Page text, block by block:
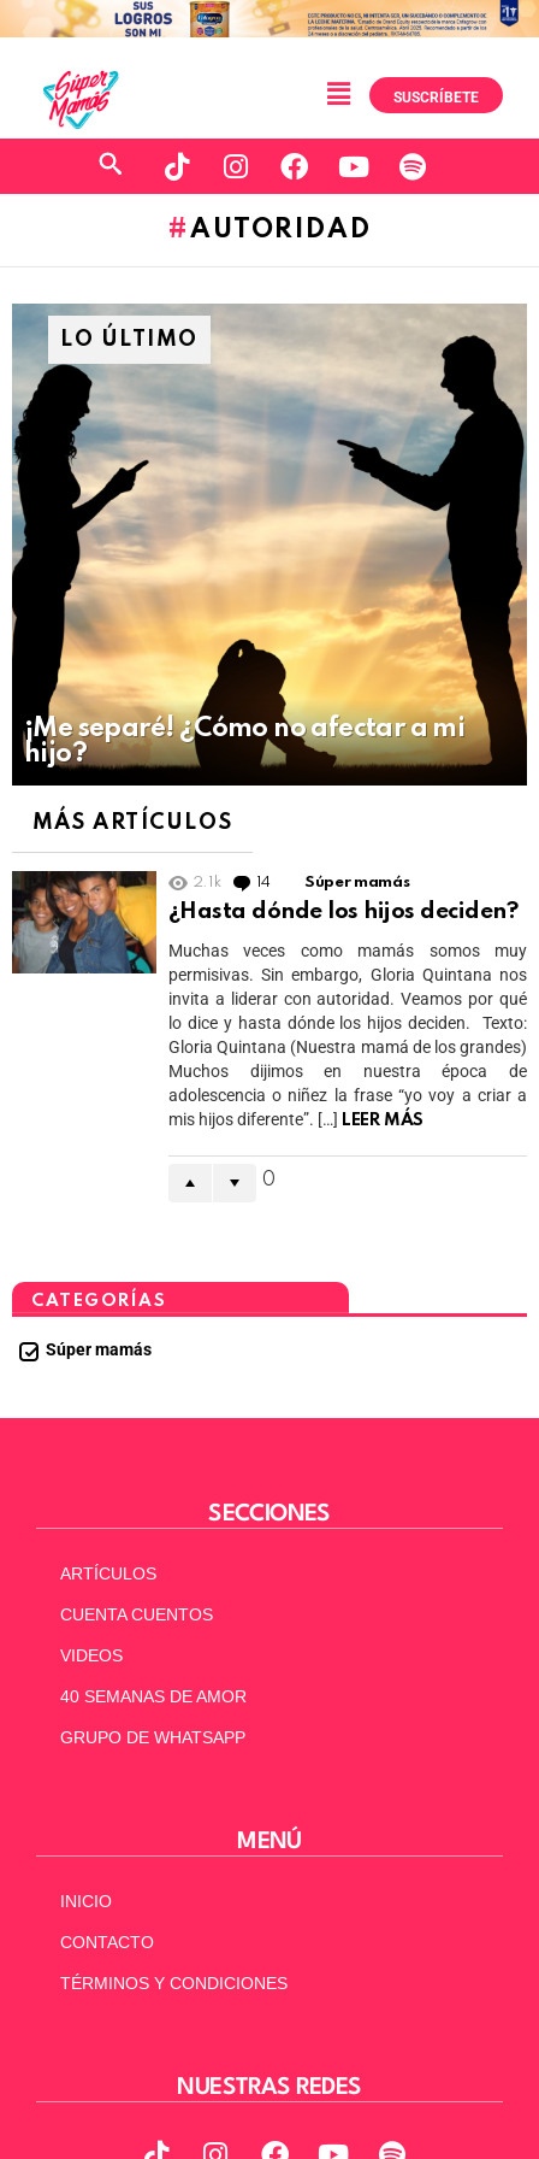
SUSCRÍBETE
AUTORIDAD
LO ÚLTIMO
¡Me separé! ¿Cómo no afectar a mi
hijo?
MÁS ARTÍCULOS
2.1k 14 Comments
Súper mamás
¿Hasta dónde los hijos deciden?
Muchas veces como mamás somos muy
permisivas. Sin embargo, Gloria Quintana nos
invita a liderar con autoridad. Veamos por qué
lo dice y hasta dónde los hijos deciden. Texto:
Gloria Quintana (Nuestra mamá de los grandes)
Muchos dijimos en nuestra época de
adolescencia o niñez la frase “yo voy a criar a
mis hijos diferente”. […] LEER MÁS
0
CATEGORÍAS
Súper mamás
SECCIONES
ARTÍCULOS
CUENTA CUENTOS
VIDEOS
40 SEMANAS DE AMOR
GRUPO DE WHATSAPP
MENÚ
INICIO
CONTACTO
TÉRMINOS Y CONDICIONES
NUESTRAS REDES